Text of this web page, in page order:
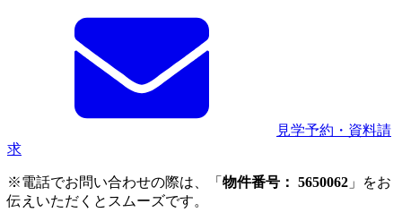
見学予約・資料請
求
※電話でお問い合わせの際は、「 物件番号： 5650062 」をお
伝えいただくとスムーズです。